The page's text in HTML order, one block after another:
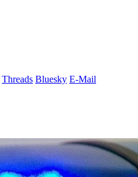
Threads Bluesky E-Mail